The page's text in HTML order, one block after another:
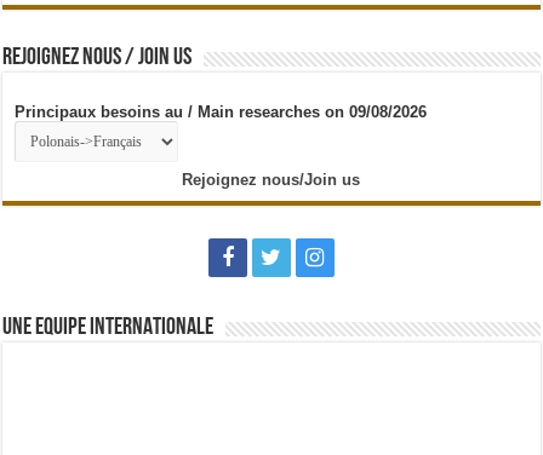
REJOIGNEZ NOUS / JOIN US
Principaux besoins au / Main researches on 09/08/2026
Rejoignez nous/Join us
UNE EQUIPE INTERNATIONALE